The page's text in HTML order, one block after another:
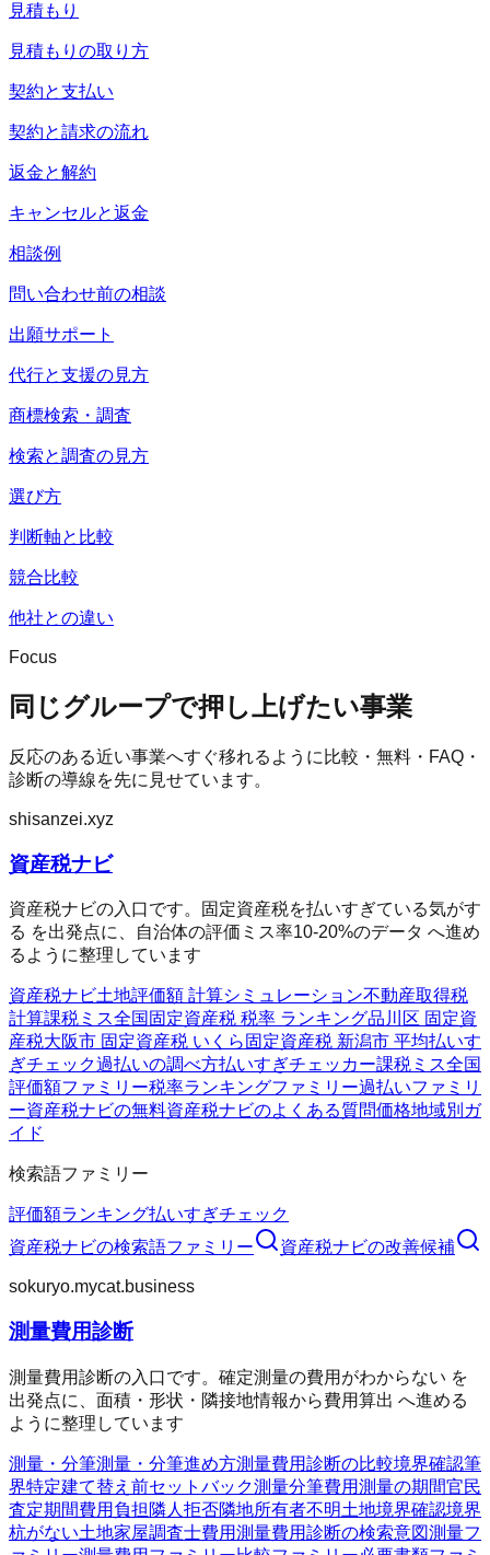
見積もり
見積もりの取り方
契約と支払い
契約と請求の流れ
返金と解約
キャンセルと返金
相談例
問い合わせ前の相談
出願サポート
代行と支援の見方
商標検索・調査
検索と調査の見方
選び方
判断軸と比較
競合比較
他社との違い
Focus
同じグループで押し上げたい事業
反応のある近い事業へすぐ移れるように比較・無料・FAQ・
診断の導線を先に見せています。
shisanzei.xyz
資産税ナビ
資産税ナビの入口です。固定資産税を払いすぎている気がす
る を出発点に、自治体の評価ミス率10-20%のデータ へ進め
るように整理しています
資産税ナビ土地評価額 計算シミュレーション不動産取得税
計算課税ミス全国 固定資産税 税率 ランキング品川区 固定資
産税大阪市 固定資産税 いくら 固定資産税 新潟市 平均払いす
ぎチェック過払いの調べ方払いすぎチェッカー課税ミス全国
評価額ファミリー税率ランキングファミリー過払いファミリ
ー資産税ナビの無料資産税ナビのよくある質問価格地域別ガ
イド
検索語ファミリー
評価額ランキング払いすぎチェック
資産税ナビの検索語ファミリー 資産税ナビの改善候補
sokuryo.mycat.business
測量費用診断
測量費用診断の入口です。確定測量の費用がわからない を
出発点に、面積・形状・隣接地情報から費用算出 へ進める
ように整理しています
測量・分筆測量・分筆進め方測量費用診断の比較境界確認筆
界特定建て替え前セットバック測量分筆費用測量の期間官民
査定期間費用負担 隣人拒否隣地所有者不明土地境界確認境界
杭がない土地家屋調査士費用測量費用診断の検索意図測量フ